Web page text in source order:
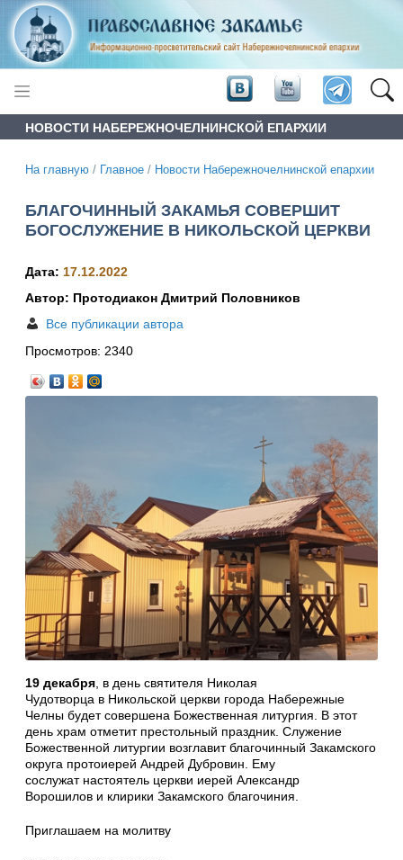
НОВОСТИ НАБЕРЕЖНОЧЕЛНИНСКОЙ ЕПАРХИИ
На главную / Главное / Новости Набережночелнинской епархии
БЛАГОЧИННЫЙ ЗАКАМЬЯ СОВЕРШИТ
БОГОСЛУЖЕНИЕ В НИКОЛЬСКОЙ ЦЕРКВИ
Дата: 17.12.2022
Автор: Протодиакон Дмитрий Половников
Все публикации автора
Просмотров: 2340
19 декабря , в день святителя Николая
Чудотворца в Никольской церкви города Набережные
Челны будет совершена Божественная литургия. В этот
день храм отметит престольный праздник. Служение
Божественной литургии возглавит благочинный Закамского
округа протоиерей Андрей Дубровин. Ему
сослужат настоятель церкви иерей Александр
Ворошилов и клирики Закамского благочиния.
Приглашаем на молитву